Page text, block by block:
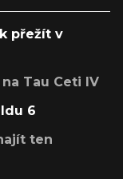
přežít v
Tau Ceti IV
6
ten